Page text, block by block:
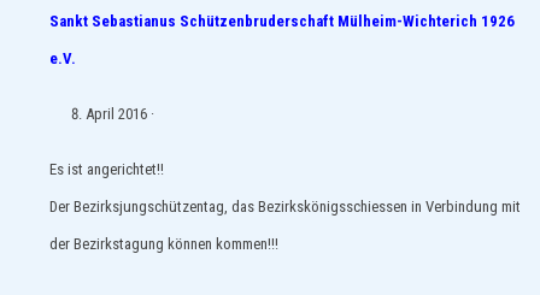
Sankt Sebastianus Schützenbruderschaft Mülheim-Wichterich 1926
e.V.
April 2016 ·
Es ist angerichtet!!
Der Bezirksjungschützentag, das Bezirkskönigsschiessen in Verbindung mit
der Bezirkstagung können kommen!!!